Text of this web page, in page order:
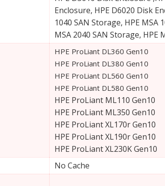
Enclosure, HPE D6020 Disk
1040 SAN Storage, HPE MSA
MSA 2040 SAN Storage, HPE
HPE ProLiant DL360 Gen10
HPE ProLiant DL380 Gen10
HPE ProLiant DL560 Gen10
HPE ProLiant DL580 Gen10
HPE ProLiant ML110 Gen10
HPE ProLiant ML350 Gen10
HPE ProLiant XL170r Gen10
HPE ProLiant XL190r Gen10
HPE ProLiant XL230K Gen10
No Cache